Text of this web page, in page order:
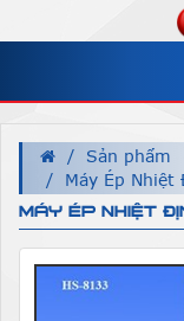
Sản phẩm
Máy Ép Nhiệt
MÁY ÉP NHIỆT